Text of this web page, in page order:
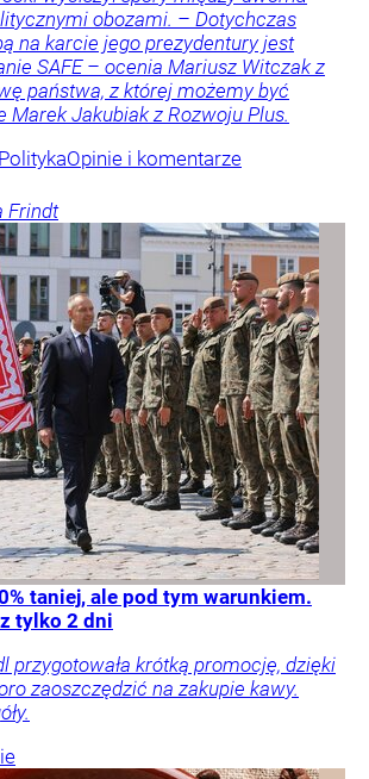
obozami. – Dotychczas
na karcie jego prezydentury jest
SAFE – ocenia Mariusz Witczak z
państwa, z której możemy być
Marek Jakubiak z Rozwoju Plus.
PolitykaOpinie i komentarze
Frindt
taniej, ale pod tym warunkiem.
tylko 2 dni
przygotowała krótką promocję, dzięki
zaoszczędzić na zakupie kawy.